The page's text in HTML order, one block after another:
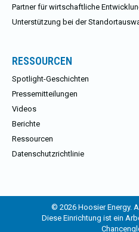
Partner für wirtschaftliche
Unterstützung bei der
RESSOURCEN
Spotlight-Geschichten
Pressemitteilungen
Videos
Berichte
Ressourcen
Datenschutzrichtlinie
© 2026 Hoosier Energy.
Diese Einrichtung ist ein